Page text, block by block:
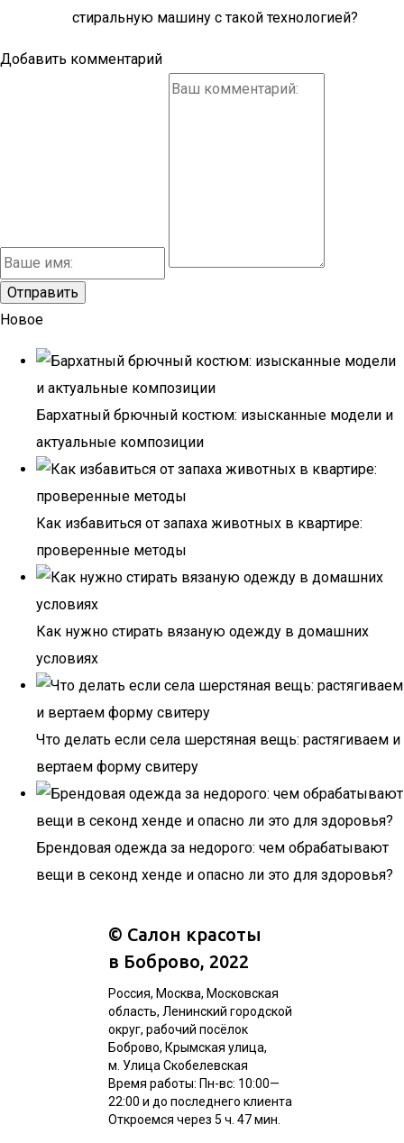
стиральную машину с такой технологией?
Добавить комментарий
Новое
Бархатный брючный костюм: изысканные модели и
актуальные композиции
Как избавиться от запаха животных в квартире:
проверенные методы
Как нужно стирать вязаную одежду в домашних
условиях
Что делать если села шерстяная вещь: растягиваем и
вертаем форму свитеру
Брендовая одежда за недорого: чем обрабатывают
вещи в секонд хенде и опасно ли это для здоровья?
© Салон красоты
в Боброво, 2022
Россия, Москва, Московская
область, Ленинский городской
округ, рабочий посёлок
Боброво, Крымская улица,
м. Улица Скобелевская
Время работы: Пн-вс: 10:00—
22:00 и до последнего клиента
Откроемся через 5 ч. 47 мин.